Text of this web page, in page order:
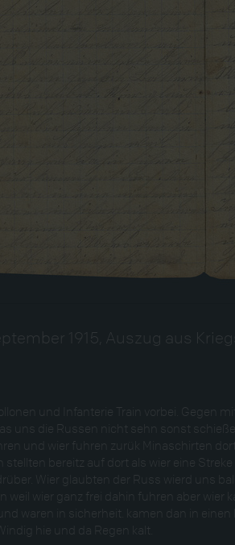
1915, Auszug aus
und Infanterie Train vorbei. Gegen
uns die Russen nicht sehn sonst
und wier fuhren zurük Minaschirten
stellten bereitz auf dort als wier eine
Wier glaubten der Russ wierd uns
wier ganz frei dahin fuhren aber wier
waren in sicherheit. kamen dan in einen
hie und da Regen kalt.